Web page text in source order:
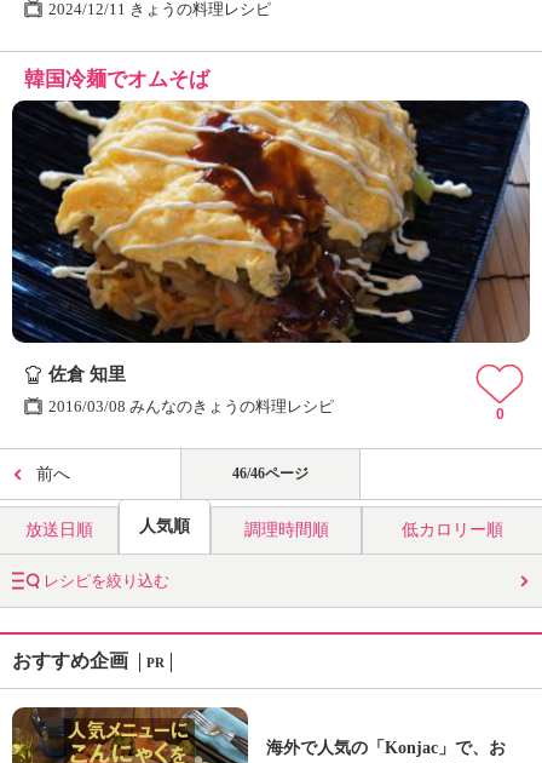
2024/12/11 きょうの料理レシピ
韓国冷麺でオムそば
佐倉 知里
2016/03/08 みんなのきょうの料理レシピ 0
前へ 46/46ページ
放送日順 人気順 調理時間順 低カロリー順
レシピを絞り込む
おすすめ企画 PR
海外で人気の「Konjac」で、お